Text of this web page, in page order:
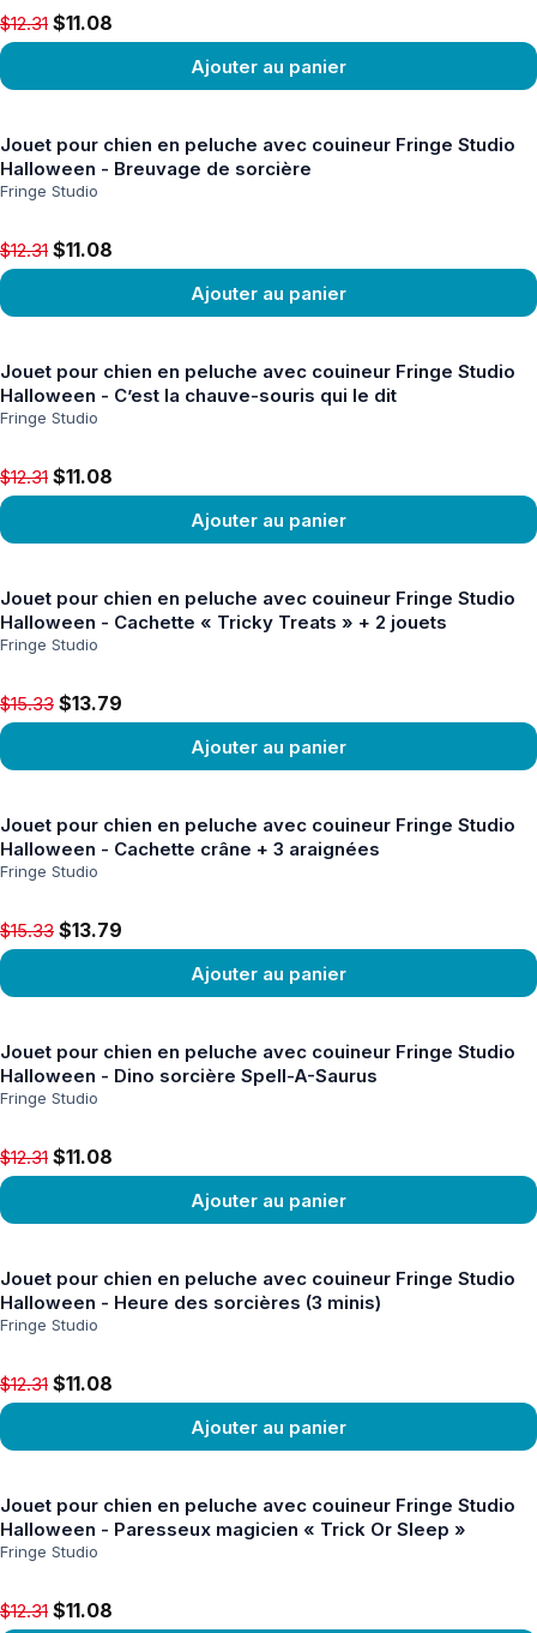
Original price $12.31, now $11.08
$12.31 $11.08
Ajouter au panier
Jouet pour chien en peluche avec couineur Fringe Studio
Halloween - Breuvage de sorcière
Fringe Studio
Original price $12.31, now $11.08
$12.31 $11.08
Ajouter au panier
Jouet pour chien en peluche avec couineur Fringe Studio
Halloween - C’est la chauve-souris qui le dit
Fringe Studio
Original price $12.31, now $11.08
$12.31 $11.08
Ajouter au panier
Jouet pour chien en peluche avec couineur Fringe Studio
Halloween - Cachette « Tricky Treats » + 2 jouets
Fringe Studio
Original price $15.33, now $13.79
$15.33 $13.79
Ajouter au panier
Jouet pour chien en peluche avec couineur Fringe Studio
Halloween - Cachette crâne + 3 araignées
Fringe Studio
Original price $15.33, now $13.79
$15.33 $13.79
Ajouter au panier
Jouet pour chien en peluche avec couineur Fringe Studio
Halloween - Dino sorcière Spell-A-Saurus
Fringe Studio
Original price $12.31, now $11.08
$12.31 $11.08
Ajouter au panier
Jouet pour chien en peluche avec couineur Fringe Studio
Halloween - Heure des sorcières (3 minis)
Fringe Studio
Original price $12.31, now $11.08
$12.31 $11.08
Ajouter au panier
Jouet pour chien en peluche avec couineur Fringe Studio
Halloween - Paresseux magicien « Trick Or Sleep »
Fringe Studio
Original price $12.31, now $11.08
$12.31 $11.08